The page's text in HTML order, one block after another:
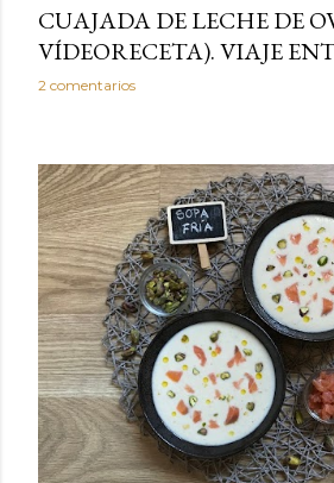
CUAJADA DE LECHE DE
VÍDEORECETA). VIAJE
2 comentarios